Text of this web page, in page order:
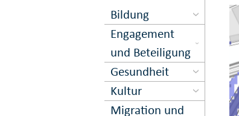
Bildung
Engagement
und Beteiligung
Gesundheit
Kultur
Migration und